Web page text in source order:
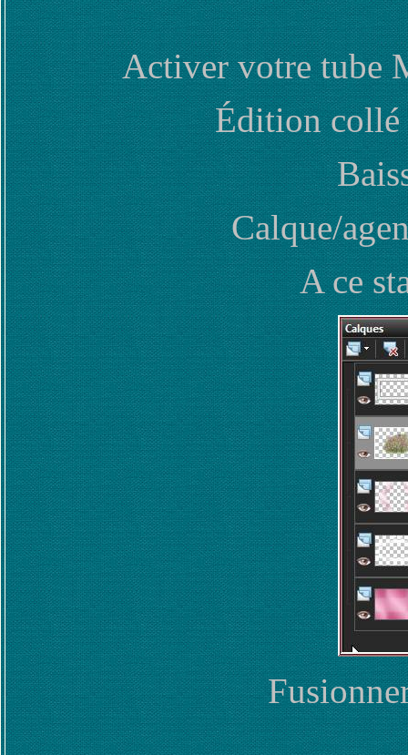
Activer votre tube
Édition collé
Calque/
A ce